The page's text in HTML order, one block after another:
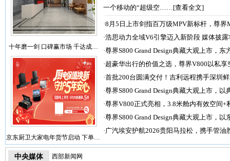
十年磨一剑 口碑赢市场 千达成…
京东厨卫大家电年货节启动 下单…
一个移动的“超级空……[查看全文]
·8月5日上市剑指百万级MPV新标杆，尊
·浩思动力全域V6引擎迈入新阶段 媒体披
·尊界S800 Grand Design典藏大观上市，
·超豪华出行的价值之选，尊界V800以私
·首批200台圆满交付！吉利远程携手深圳
·尊界S800 Grand Design典藏大观上市，
·尊界V800正式亮相，3.8米舱内有效空间
·尊界S800 Grand Design典藏大观上市，
·广汽埃安护航2026贵阳马拉松，携手管
中央媒体 西部新闻网